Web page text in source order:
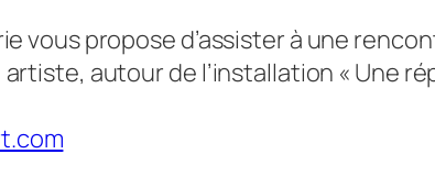
vous propose d’assister à une r
autour de l’installation « Une